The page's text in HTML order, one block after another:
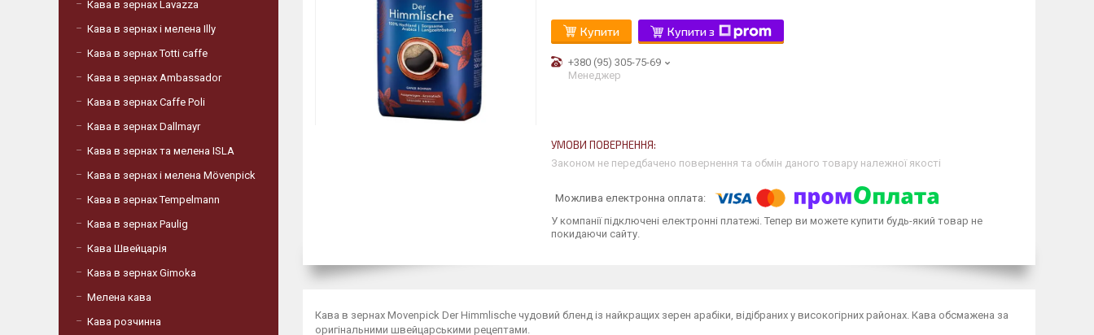
Купити Купити з
+380 (95) 305-75-69
Менеджер
Законом не передбачено повернення та обмін даного товару належної якості
У компанії підключені електронні платежі. Тепер ви можете купити будь-який товар не
покидаючи сайту.
Кава в зернах Movenpick Der Himmlisсhe чудовий бленд із найкращих зерен арабіки, відібраних у високогірних районах. Кава обсмажена за
оригінальними швейцарськими рецептами.
Кава в зернах Lavazza
Кава в зернах і мелена Illy
Кава в зернах Totti caffe
Кава в зернах Ambassador
Кава в зернах Caffe Poli
Кава в зернах Dallmayr
Кава в зернах та мелена ISLA
Кава в зернах і мелена Mövenpick
Кава в зернах Tempelmann
Кава в зернах Paulig
Кава Швейцарія
Кава в зернах Gimoka
Мелена кава
Кава розчинна